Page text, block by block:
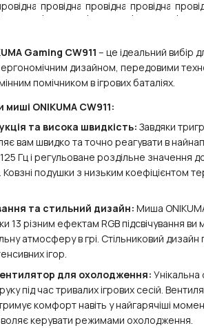
Gaming CW911 – це ідеальний вибір
дизайном, передовими
помічником в ігрових баталіях.
ONIKUMA CW911:
та висока швидкість: Завдяки
вам швидко та точно реагувати в
Гц і регульоване роздільне значення
Ковзні подушки з низьким коефіцієнтом
та стильний дизайн: Миша
13 різним ефектам RGB підсвічування
атмосферу в грі. Стільниковий
ігор.
для охолодження:
під час тривалих ігрових сесій.
комфорт навіть у найгарячіші
керувати режимами охолодження.